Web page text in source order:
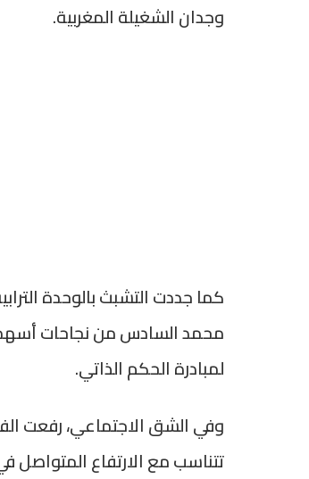
وجدان الشغيلة المغربية.
كما جددت التشبث بالوحدة
محمد السادس من نجاحات
لمبادرة الحكم الذاتي.
وفي الشق الاجتماعي، رفعت
تتناسب مع الارتفاع